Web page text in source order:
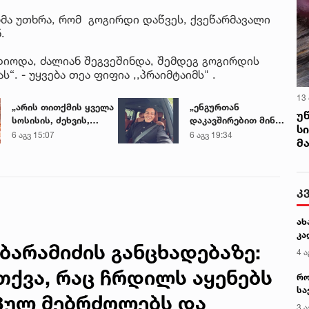
უთხრა, რომ გოგირდი დაწვეს, ქვეწარმავალი
ძალიან შეგვეშინდა, შემდეგ გოგირდის
- უყვება თეა ფიფია ,,პრაიმტაიმს" .
„არის თითქმის ყველა
სოსისის, ძეხვის,
ქათმის „ნაგეთსებსა“
6 აგვ 15:07
„ენგურთან
დაკავშირებით მინდა
ვთქვა...“ - გოგა
6 აგვ 19:34
განცხადებაზე:
რაც ჩრდილს აყენებს
მებრძოლებს და
13
4